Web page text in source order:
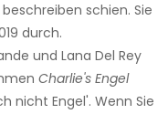
schien. Sie
durch.
und Lana Del Rey
Charlie's Engel
nicht Engel'. Wenn Sie